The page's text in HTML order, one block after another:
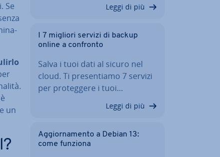
Se
un
Leggi di più
I 7 migliori servizi di backup
online a confronto
Salva i tuoi dati al sicuro nel
cloud. Ti pre­sen­tia­mo 7 servizi
per pro­teg­ge­re i tuoi…
Leggi di più
Ag­gior­na­men­to a Debian 13:
come funziona